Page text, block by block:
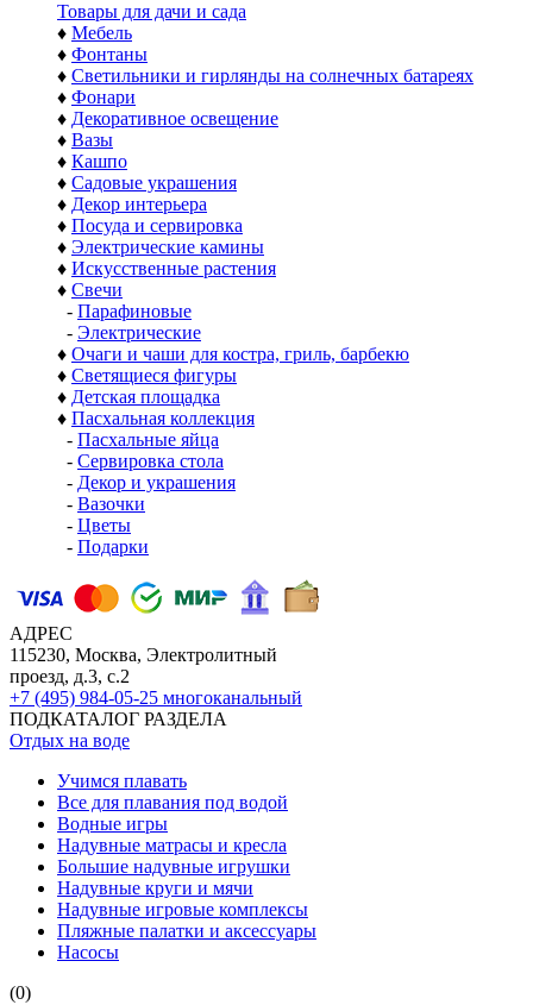
Товары для дачи и сада
♦ Мебель
♦ Фонтаны
♦ Светильники и гирлянды на солнечных батареях
♦ Фонари
♦ Декоративное освещение
♦ Вазы
♦ Кашпо
♦ Садовые украшения
♦ Декор интерьера
♦ Посуда и сервировка
♦ Электрические камины
♦ Искусственные растения
♦ Свечи
- Парафиновые
- Электрические
♦ Очаги и чаши для костра, гриль, барбекю
♦ Светящиеся фигуры
♦ Детская площадка
♦ Пасхальная коллекция
- Пасхальные яйца
- Сервировка стола
- Декор и украшения
- Вазочки
- Цветы
- Подарки
АДРЕС
115230, Москва, Электролитный
проезд, д.3, с.2
+7 (495) 984-05-25 многоканальный
ПОДКАТАЛОГ РАЗДЕЛА
Отдых на воде
Учимся плавать
Все для плавания под водой
Водные игры
Надувные матрасы и кресла
Большие надувные игрушки
Надувные круги и мячи
Надувные игровые комплексы
Пляжные палатки и аксессуары
Насосы
(0)